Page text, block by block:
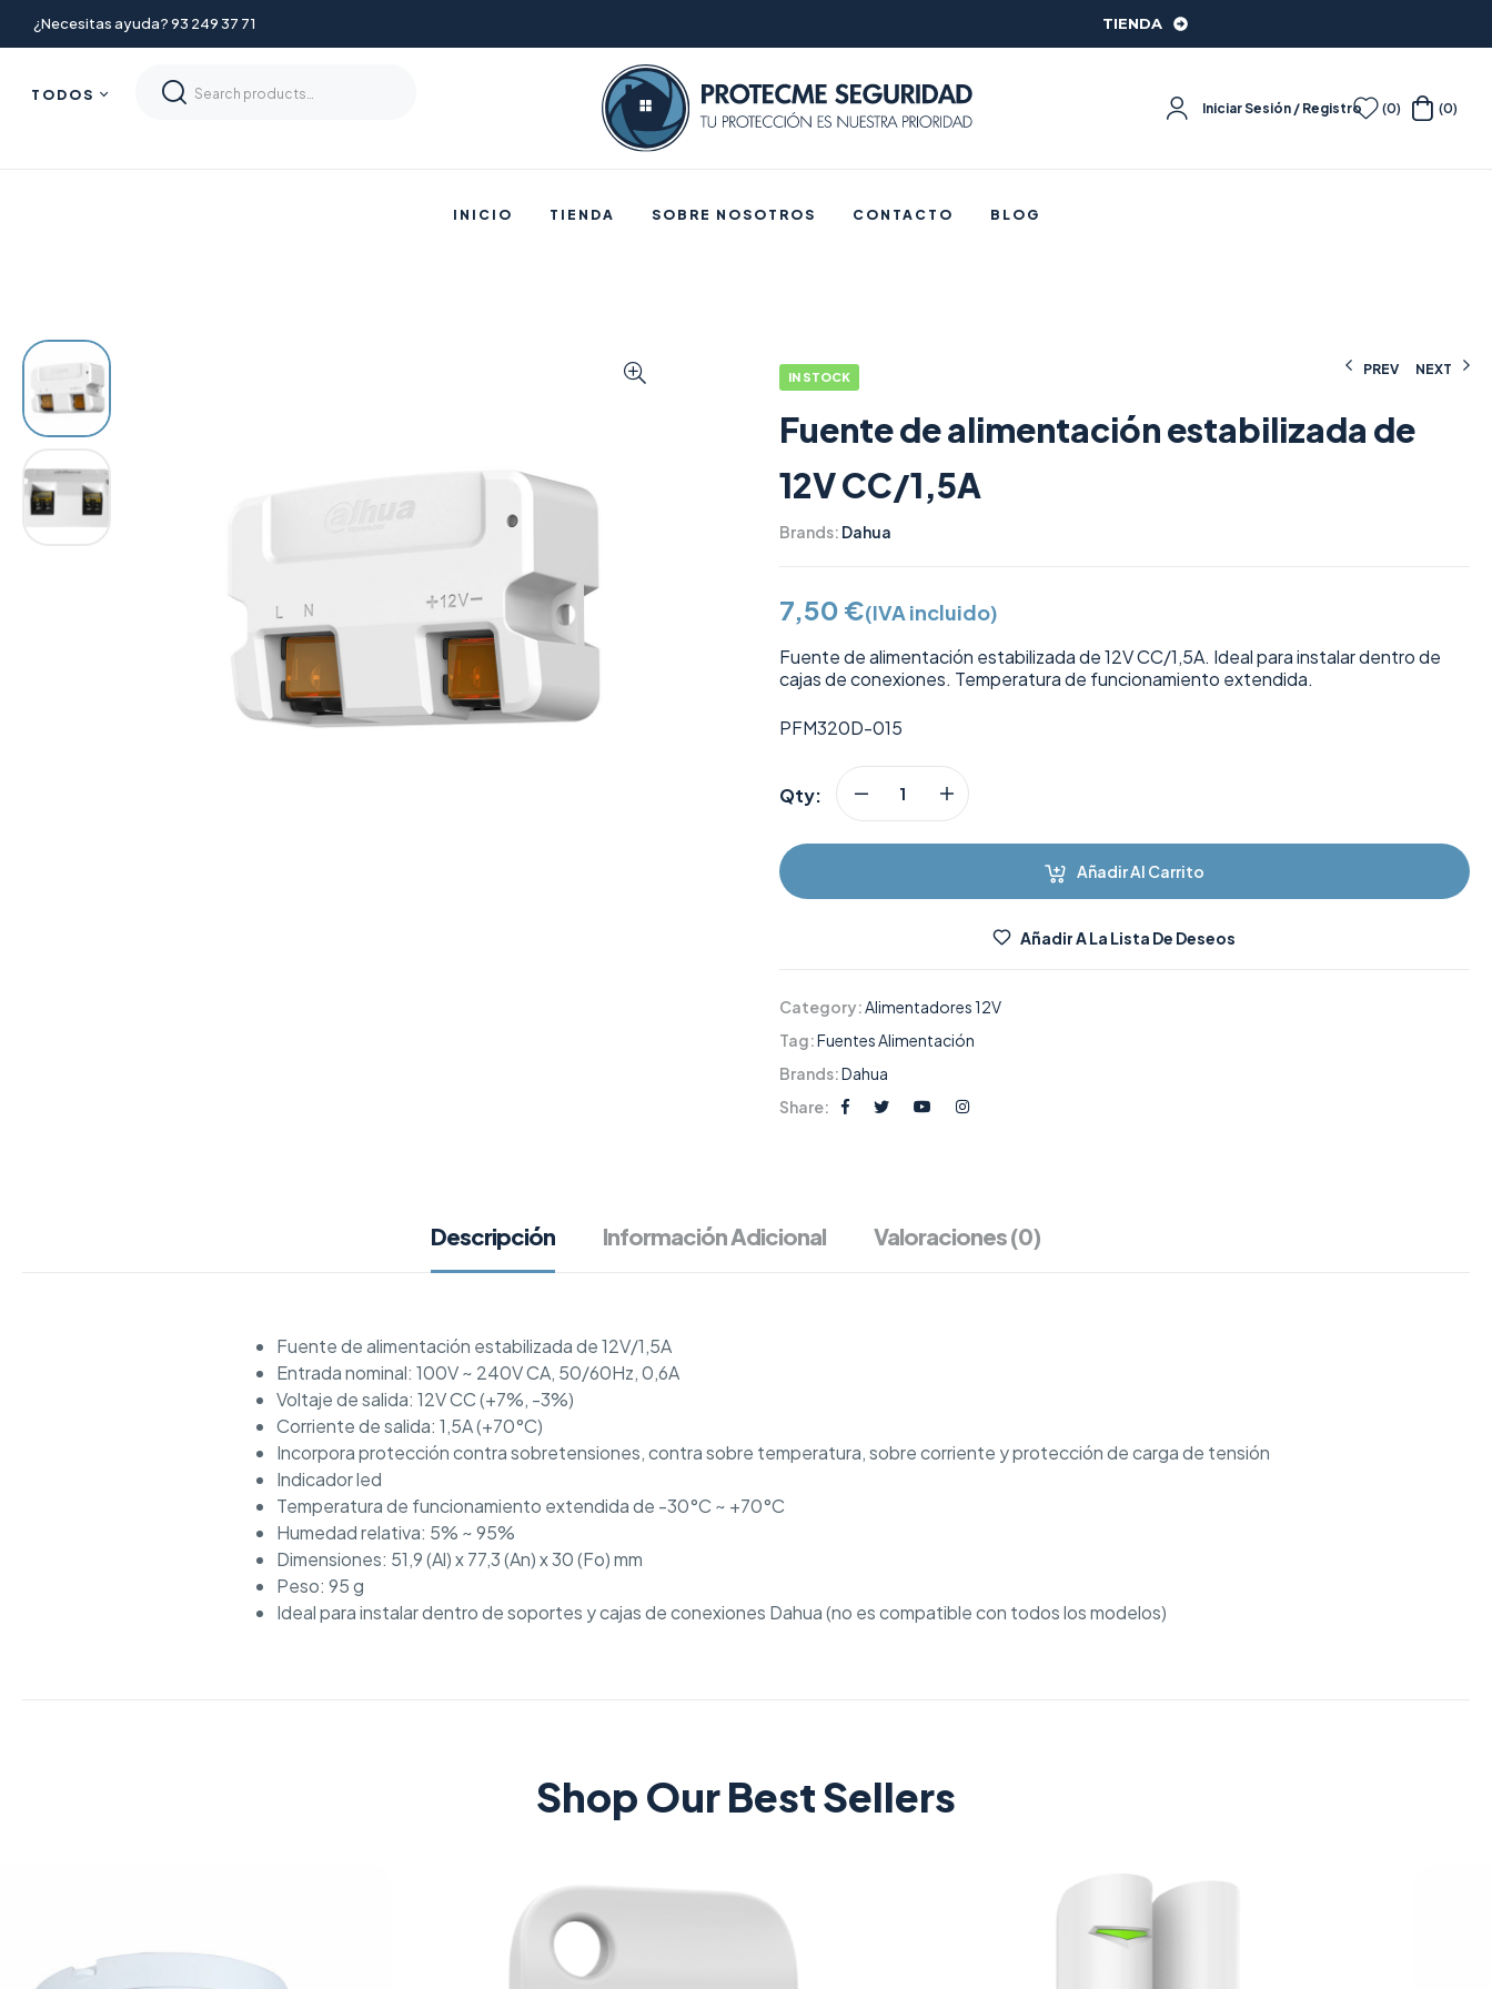
¿Necesitas ayuda? 93 249 37 71 TIENDA
TODOS
Iniciar Sesión / Registro (0) (0)
INICIO TIENDA SOBRE NOSOTROS CONTACTO BLOG
PREV NEXT
IN STOCK
Fuente de alimentación estabilizada de
12V CC/1,5A
Brands: Dahua
7,50 €(IVA incluido)
Fuente de alimentación estabilizada de 12V CC/1,5A. Ideal para instalar dentro de
cajas de conexiones. Temperatura de funcionamiento extendida.
PFM320D-015
Qty:
Añadir Al Carrito
Añadir A La Lista De Deseos
Category: Alimentadores 12V
Tag:Fuentes Alimentación
Brands:Dahua
Share:
Descripción Información Adicional Valoraciones (0)
Fuente de alimentación estabilizada de 12V/1,5A
Entrada nominal: 100V ~ 240V CA, 50/60Hz, 0,6A
Voltaje de salida: 12V CC (+7%, -3%)
Corriente de salida: 1,5A (+70°C)
Incorpora protección contra sobretensiones, contra sobre temperatura, sobre corriente y protección de carga de tensión
Indicador led
Temperatura de funcionamiento extendida de -30°C ~ +70°C
Humedad relativa: 5% ~ 95%
Dimensiones: 51,9 (Al) x 77,3 (An) x 30 (Fo) mm
Peso: 95 g
Ideal para instalar dentro de soportes y cajas de conexiones Dahua (no es compatible con todos los modelos)
Shop Our Best Sellers